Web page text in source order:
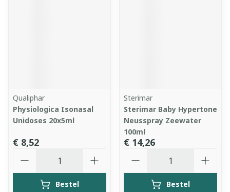
Qualiphar
Physiologica Isonasal
Unidoses 20x5ml
€ 8,52
Bestel
Sterimar
Sterimar Baby Hypertone
Neusspray Zeewater
100ml
€ 14,26
Bestel